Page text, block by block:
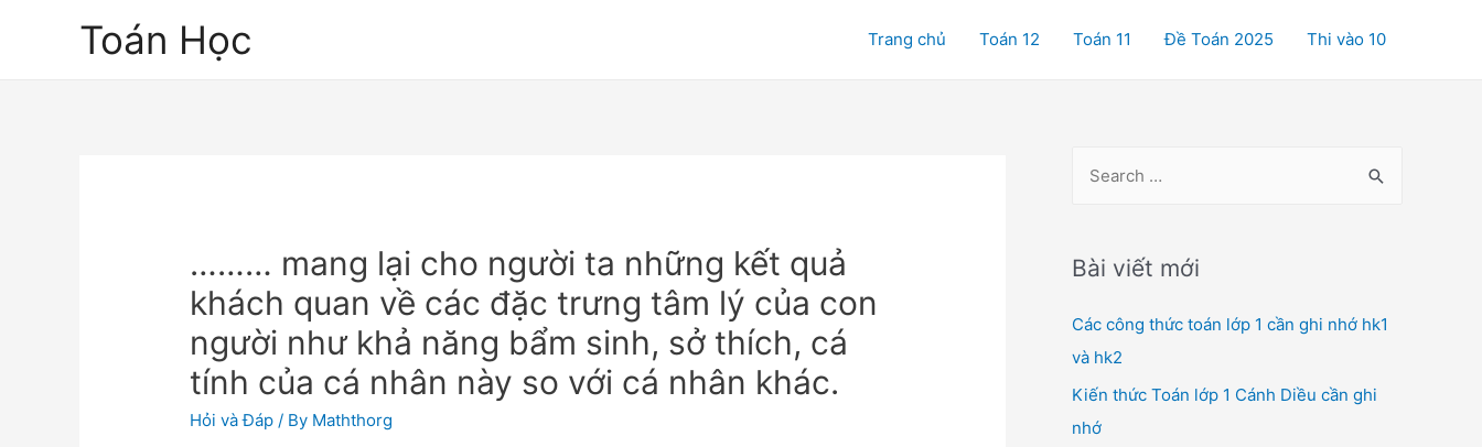
Toán Học Trang chủ Toán 12 Toán 11 Đề Toán 2025 Thi vào 10
……… mang lại cho người ta những kết quả
khách quan về các đặc trưng tâm lý của con
người như khả năng bẩm sinh, sở thích, cá
tính của cá nhân này so với cá nhân khác.
Hỏi và Đáp / By Maththorg
r
h
f
o
r
Bài viết mới
Các công thức toán lớp 1 cần ghi nhớ hk1
và hk2
Kiến thức Toán lớp 1 Cánh Diều cần ghi
nhớ